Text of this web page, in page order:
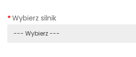
Wybierz silnik